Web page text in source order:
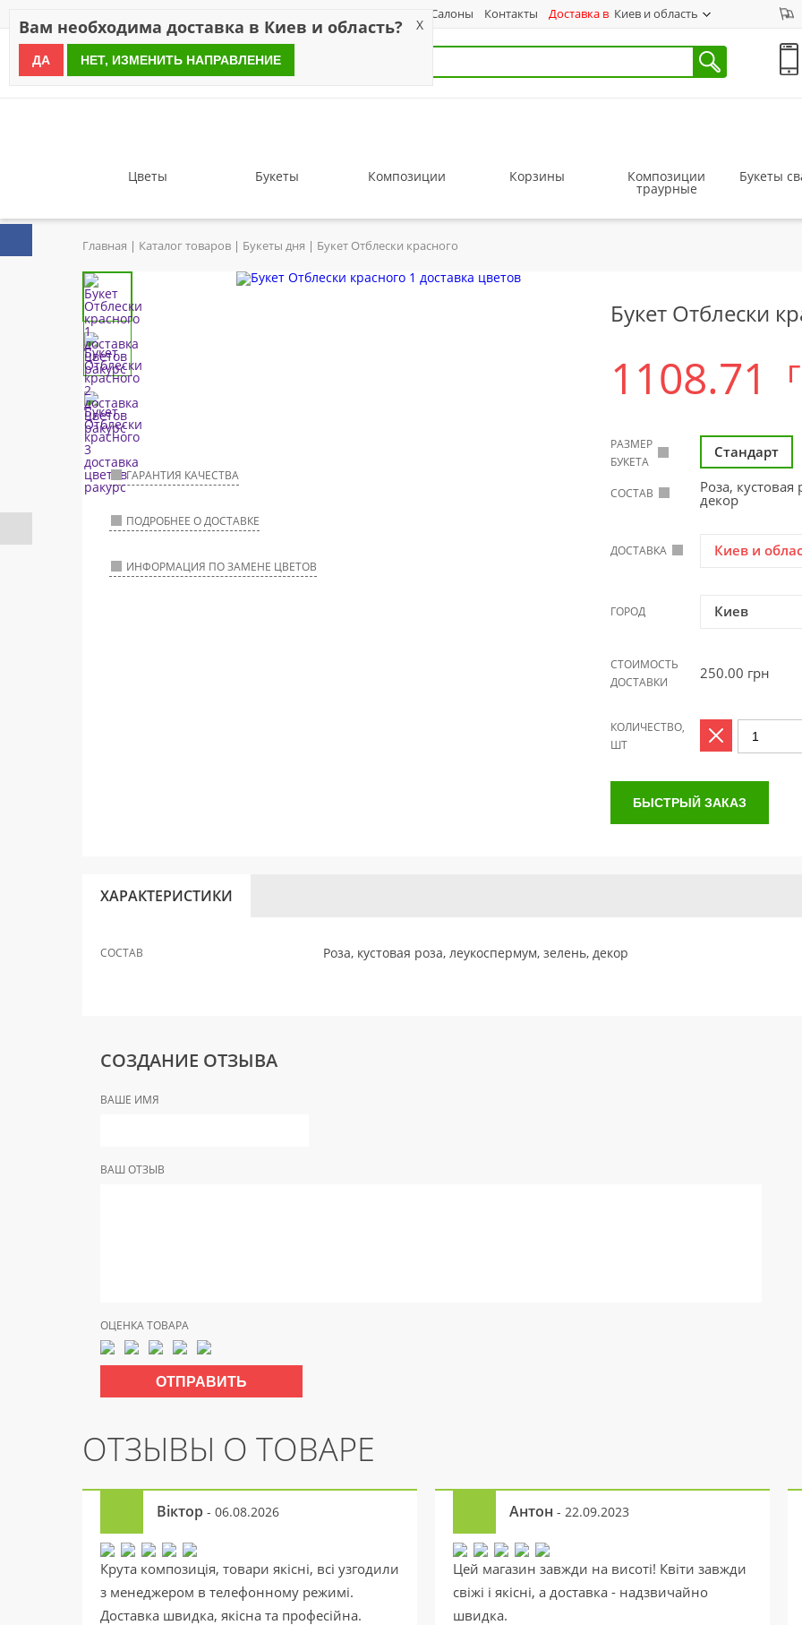
Салоны Контакты Доставка в Киев и область
since 1999
Цветы Букеты Композиции Корзины Композиции
траурные
Букеты
Главная Каталог товаров Букеты дня Букет Отблески красного
ГАРАНТИЯ КАЧЕСТВА
ПОДРОБНЕЕ О ДОСТАВКЕ
ИНФОРМАЦИЯ ПО ЗАМЕНЕ ЦВЕТОВ
Букет Отблески
1108.71
РАЗМЕР
БУКЕТА
Стандарт
СОСТАВ Роза,
декор
ДОСТАВКА Киев и
ГОРОД Киев
СТОИМОСТЬ
ДОСТАВКИ
250.00 грн
КОЛИЧЕСТВО,
ШТ
БЫСТРЫЙ ЗАКАЗ
ХАРАКТЕРИСТИКИ
СОСТАВ Роза, кустовая роза, леукоспермум, зелень, декор
СОЗДАНИЕ ОТЗЫВА
ВАШЕ ИМЯ
ВАШ ОТЗЫВ
ОЦЕНКА ТОВАРА
ОТЗЫВЫ О ТОВАРЕ
Віктор - 06.08.2026
Крута композиція, товари якісні, всі узгодили
з менеджером в телефонному режимі.
Доставка швидка, якісна та професійна.
Антон - 22.09.2023
Цей магазин завжди на висоті! Квіти завжди
свіжі і якісні, а доставка - надзвичайно
швидка.
Вам необходима доставка в Киев и область? X
ДА НЕТ, ИЗМЕНИТЬ НАПРАВЛЕНИЕ